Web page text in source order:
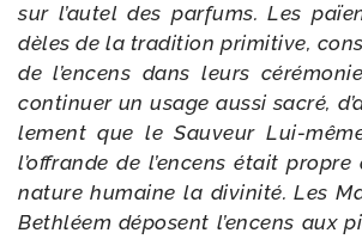
sur l’au­tel des par­fums. Les
dèles de la tra­di­tion pri­mi­tive,
de l’encens dans leurs
conti­nuer un usage aus­si sacré,
le­ment que le Sauveur Lui-​
l’of­frande de l’en­cens était
nature humaine la divi­ni­té. Les
Bethléem déposent l’encens aux